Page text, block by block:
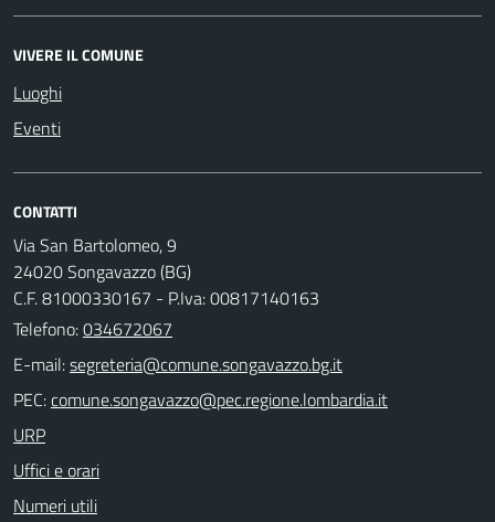
VIVERE IL COMUNE
Luoghi
Eventi
CONTATTI
Via San Bartolomeo, 9
24020 Songavazzo (BG)
C.F. 81000330167 - P.Iva: 00817140163
Telefono:034672067
E-mail:
PEC:
URP
Uffici e orari
Numeri utili